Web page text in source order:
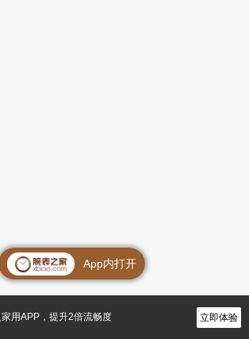
App内打开
用APP，提升2倍流畅度 立即体验